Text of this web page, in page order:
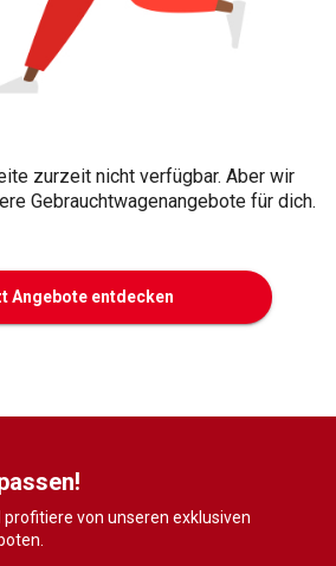
zurzeit nicht verfügbar. Aber wir
Gebrauchtwagenangebote für dich.
Angebote entdecken
von unseren exklusiven